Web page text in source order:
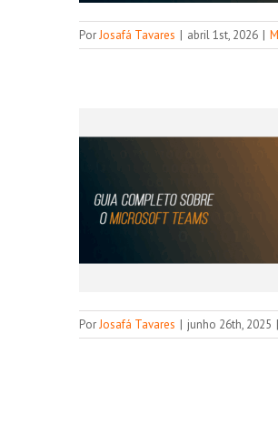
PorJosafá Tavares | abril 1st, 2026 |
Microsoft
PorJosafá Tavares | junho 26th, 2025 |